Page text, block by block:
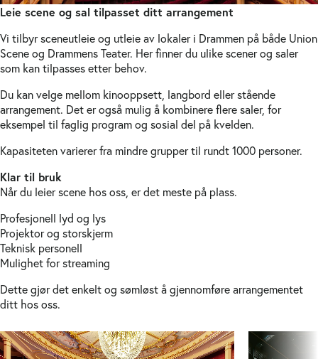
Leie scene og sal tilpasset ditt arrangement
Vi tilbyr sceneutleie og utleie av lokaler i Drammen på både Union
Scene og Drammens Teater. Her finner du ulike scener og saler
som kan tilpasses etter behov.
Du kan velge mellom kinooppsett, langbord eller stående
arrangement. Det er også mulig å kombinere flere saler, for
eksempel til faglig program og sosial del på kvelden.
Kapasiteten varierer fra mindre grupper til rundt 1000 personer.
Klar til bruk
Når du leier scene hos oss, er det meste på plass.
Profesjonell lyd og lys
Projektor og storskjerm
Teknisk personell
Mulighet for streaming
Dette gjør det enkelt og sømløst å gjennomføre arrangementet
ditt hos oss.